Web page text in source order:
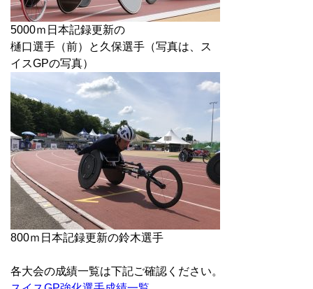
5000ｍ日本記録更新の
樋口選手（前）と久保選手（写真は、ス
イスGPの写真）
800ｍ日本記録更新の鈴木選手
各大会の成績一覧は下記ご確認ください。